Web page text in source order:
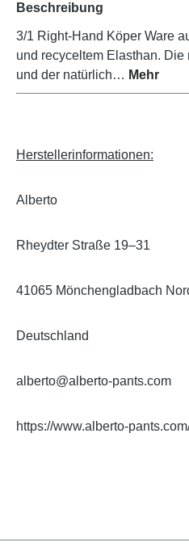
Beschreibung
3/1 Right-Hand Köper Ware
und recyceltem Elasthan.
und der natürlich… Mehr
Herstellerinformationen:
Alberto
Rheydter Straße 19–31
41065 Mönchengladbach
Deutschland
alberto@alberto-pants.com
https://www.alberto-